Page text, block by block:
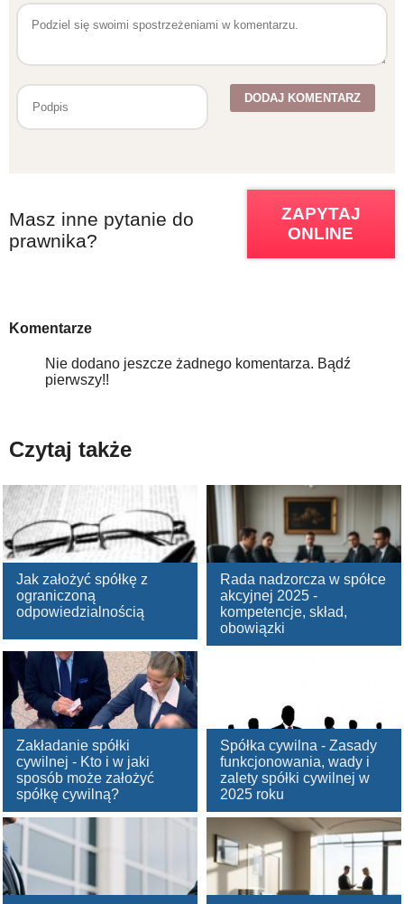
Masz inne pytanie do
prawnika?
ZAPYTAJ
ONLINE
Komentarze
Nie dodano jeszcze żadnego komentarza. Bądź
pierwszy!!
Czytaj także
Jak założyć spółkę z
ograniczoną
odpowiedzialnością
Rada nadzorcza w spółce
akcyjnej 2025 -
kompetencje, skład,
obowiązki
Zakładanie spółki
cywilnej - Kto i w jaki
sposób może założyć
spółkę cywilną?
Spółka cywilna - Zasady
funkcjonowania, wady i
zalety spółki cywilnej w
2025 roku